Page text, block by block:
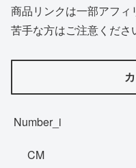
商品リンクは一部アフィ
苦手な方はご注意くださ
Number_i
CM